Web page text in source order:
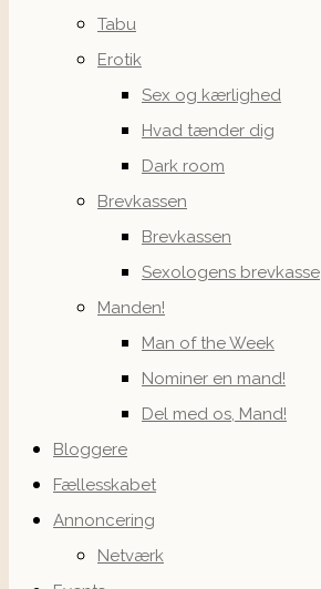
Tabu
Erotik
Sex og kærlighed
Hvad tænder dig
Dark room
Brevkassen
Brevkassen
Sexologens brevkasse
Manden!
Man of the Week
Nominer en mand!
Del med os, Mand!
Bloggere
Fællesskabet
Annoncering
Netværk